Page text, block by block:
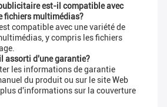
est-il compatible avec
fichiers multimédias?
compatible avec une variété de
y compris les fichiers
assorti d'une garantie?
les informations de garantie
du produit ou sur le site Web
d'informations sur la couverture